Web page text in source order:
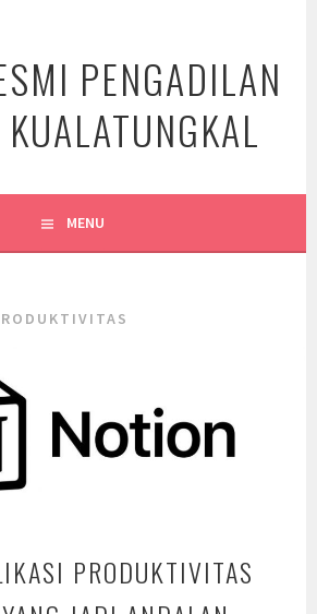
PENGADILAN
MENU
PRODUKTIVITAS